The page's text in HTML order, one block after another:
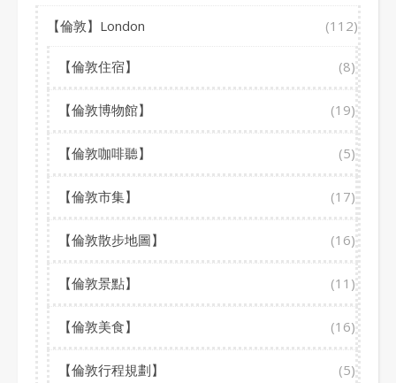
【倫敦】London (112)
【倫敦住宿】 (8)
【倫敦博物館】 (19)
【倫敦咖啡聽】 (5)
【倫敦市集】 (17)
【倫敦散步地圖】 (16)
【倫敦景點】 (11)
【倫敦美食】 (16)
【倫敦行程規劃】 (5)